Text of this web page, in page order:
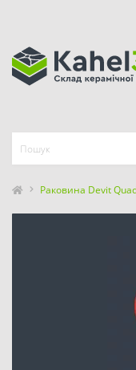
Раковина Devit